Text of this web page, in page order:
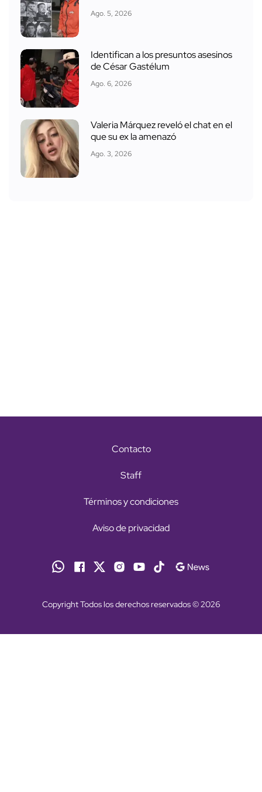
Ago. 5, 2026
Identifican a los presuntos asesinos
de César Gastélum
Ago. 6, 2026
Valeria Márquez reveló el chat en el
que su ex la amenazó
Ago. 3, 2026
Contacto
Staff
Términos y condiciones
Aviso de privacidad
Copyright Todos los derechos reservados © 2026